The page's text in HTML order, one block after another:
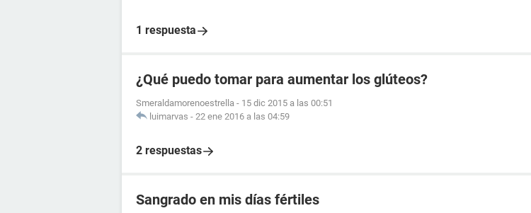
1 respuesta
¿Qué puedo tomar para aumentar los glúteos?
Smeraldamorenoestrella - 15 dic 2015 a las 00:51
luimarvas - 22 ene 2016 a las 04:59
2 respuestas
Sangrado en mis días fértiles